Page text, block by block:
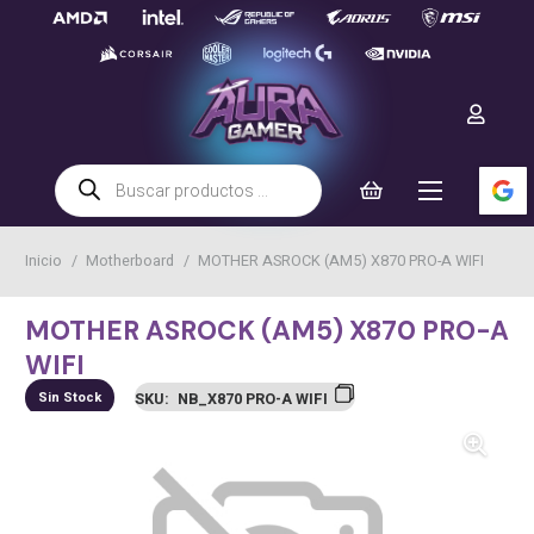
Búsqueda
de
productos
Inicio / Motherboard / MOTHER ASROCK (AM5) X870 PRO-A WIFI
MOTHER ASROCK (AM5) X870 PRO-A
WIFI
Sin Stock SKU: NB_X870 PRO-A WIFI